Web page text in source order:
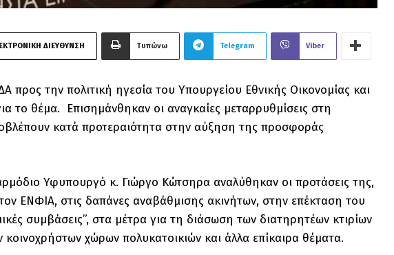
ΔΙΕΥΘΥΝΣΗ Τυπώνω Telegram Viber
την πολιτική ηγεσία του Υπουργείου Εθνικής Οικονομίας και
το θέμα. Επισημάνθηκαν οι αναγκαίες μεταρρυθμίσεις στη
κατά προτεραιότητα στην αύξηση της προσφοράς
Υφυπουργό κ. Γιώργο Κώτσηρα αναλύθηκαν οι προτάσεις της,
ΕΝΦΙΑ, στις δαπάνες αναβάθμισης ακινήτων, στην επέκταση του
συμβάσεις”, στα μέτρα για τη διάσωση των διατηρητέων κτιρίων
χώρων πολυκατοικιών και άλλα επίκαιρα θέματα.